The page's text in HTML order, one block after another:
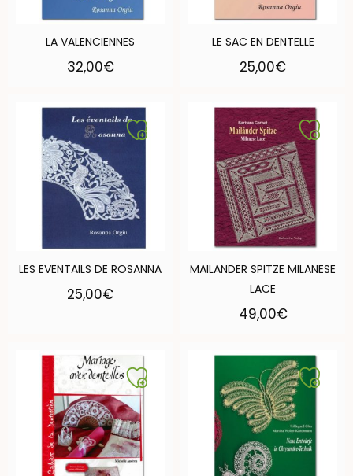
LA VALENCIENNES
32,00€
LE SAC EN DENTELLE
25,00€
LES EVENTAILS DE ROSANNA
25,00€
MAILANDER SPITZE MILANESE
LACE
49,00€